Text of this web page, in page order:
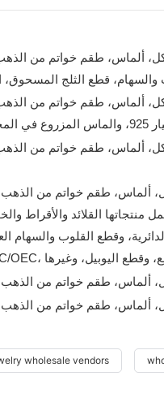
القلائد والأقراط
وقطع القلوب والسهام
wholesale vendors